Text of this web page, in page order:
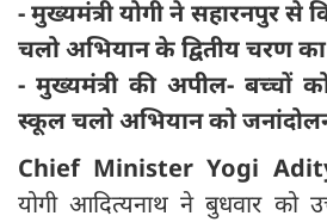
- मुख्यमंत्री योगी ने सहारनपुर से
चलो अभियान के द्वितीय चरण
- मुख्यमंत्री की अपील- बच्चों
स्कूल चलो अभियान को
Chief Minister Yogi
योगी आदित्यनाथ ने बुधवार को